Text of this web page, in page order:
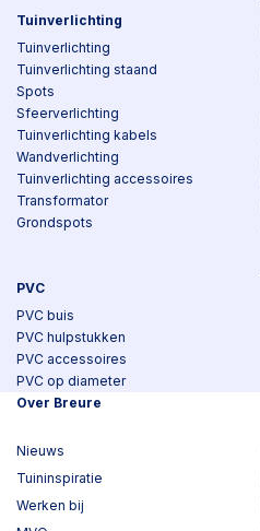
Tuinverlichting
Tuinverlichting
Tuinverlichting staand
Spots
Sfeerverlichting
Tuinverlichting kabels
Wandverlichting
Tuinverlichting accessoires
Transformator
Grondspots
PVC
PVC buis
PVC hulpstukken
PVC accessoires
PVC op diameter
Over Breure
Nieuws
Tuininspiratie
Werken bij